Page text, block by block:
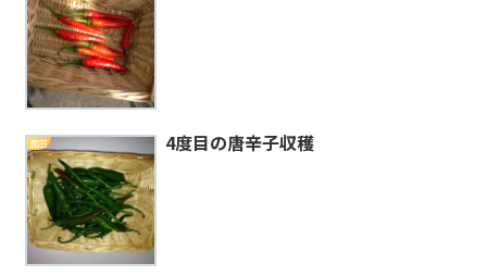
園芸 4度目の唐辛子収穫